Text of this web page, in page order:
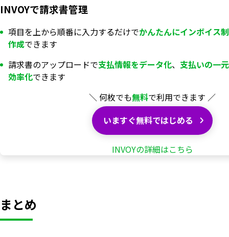
INVOYで請求書管理
項目を上から順番に入力するだけでかんたんにインボイス
作成できます
請求書のアップロードで支払情報をデータ化、 支払いの一
効率化できます
＼ 何枚でも無料で利用できます ／
いますぐ無料ではじめる
INVOYの詳細はこちら
まとめ